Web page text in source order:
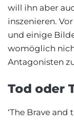
will ihn aber
inszenieren.
und einige
womöglich
Antagonisten
Tod oder
‘The Brave